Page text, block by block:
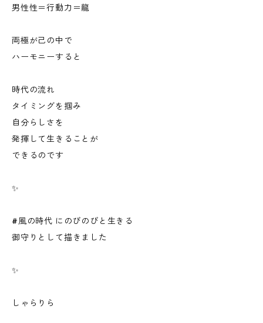
男性性＝行動力＝龍
両極が己の中で
ハーモニーすると
時代の流れ
タイミングを掴み
自分らしさを
発揮して生きることが
できるのです
✨
#風の時代 にのびのびと生きる
御守りとして描きました
✨
しゃらりら